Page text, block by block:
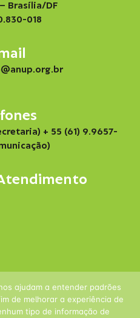
Brasília/DF
018
+ 55 (61) 9.9657-
ajudam a entender padrões
de melhorar a experiência de
tipo de informação de